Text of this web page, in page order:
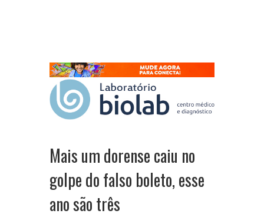
Mais um dorense caiu no
golpe do falso boleto, esse
ano são três